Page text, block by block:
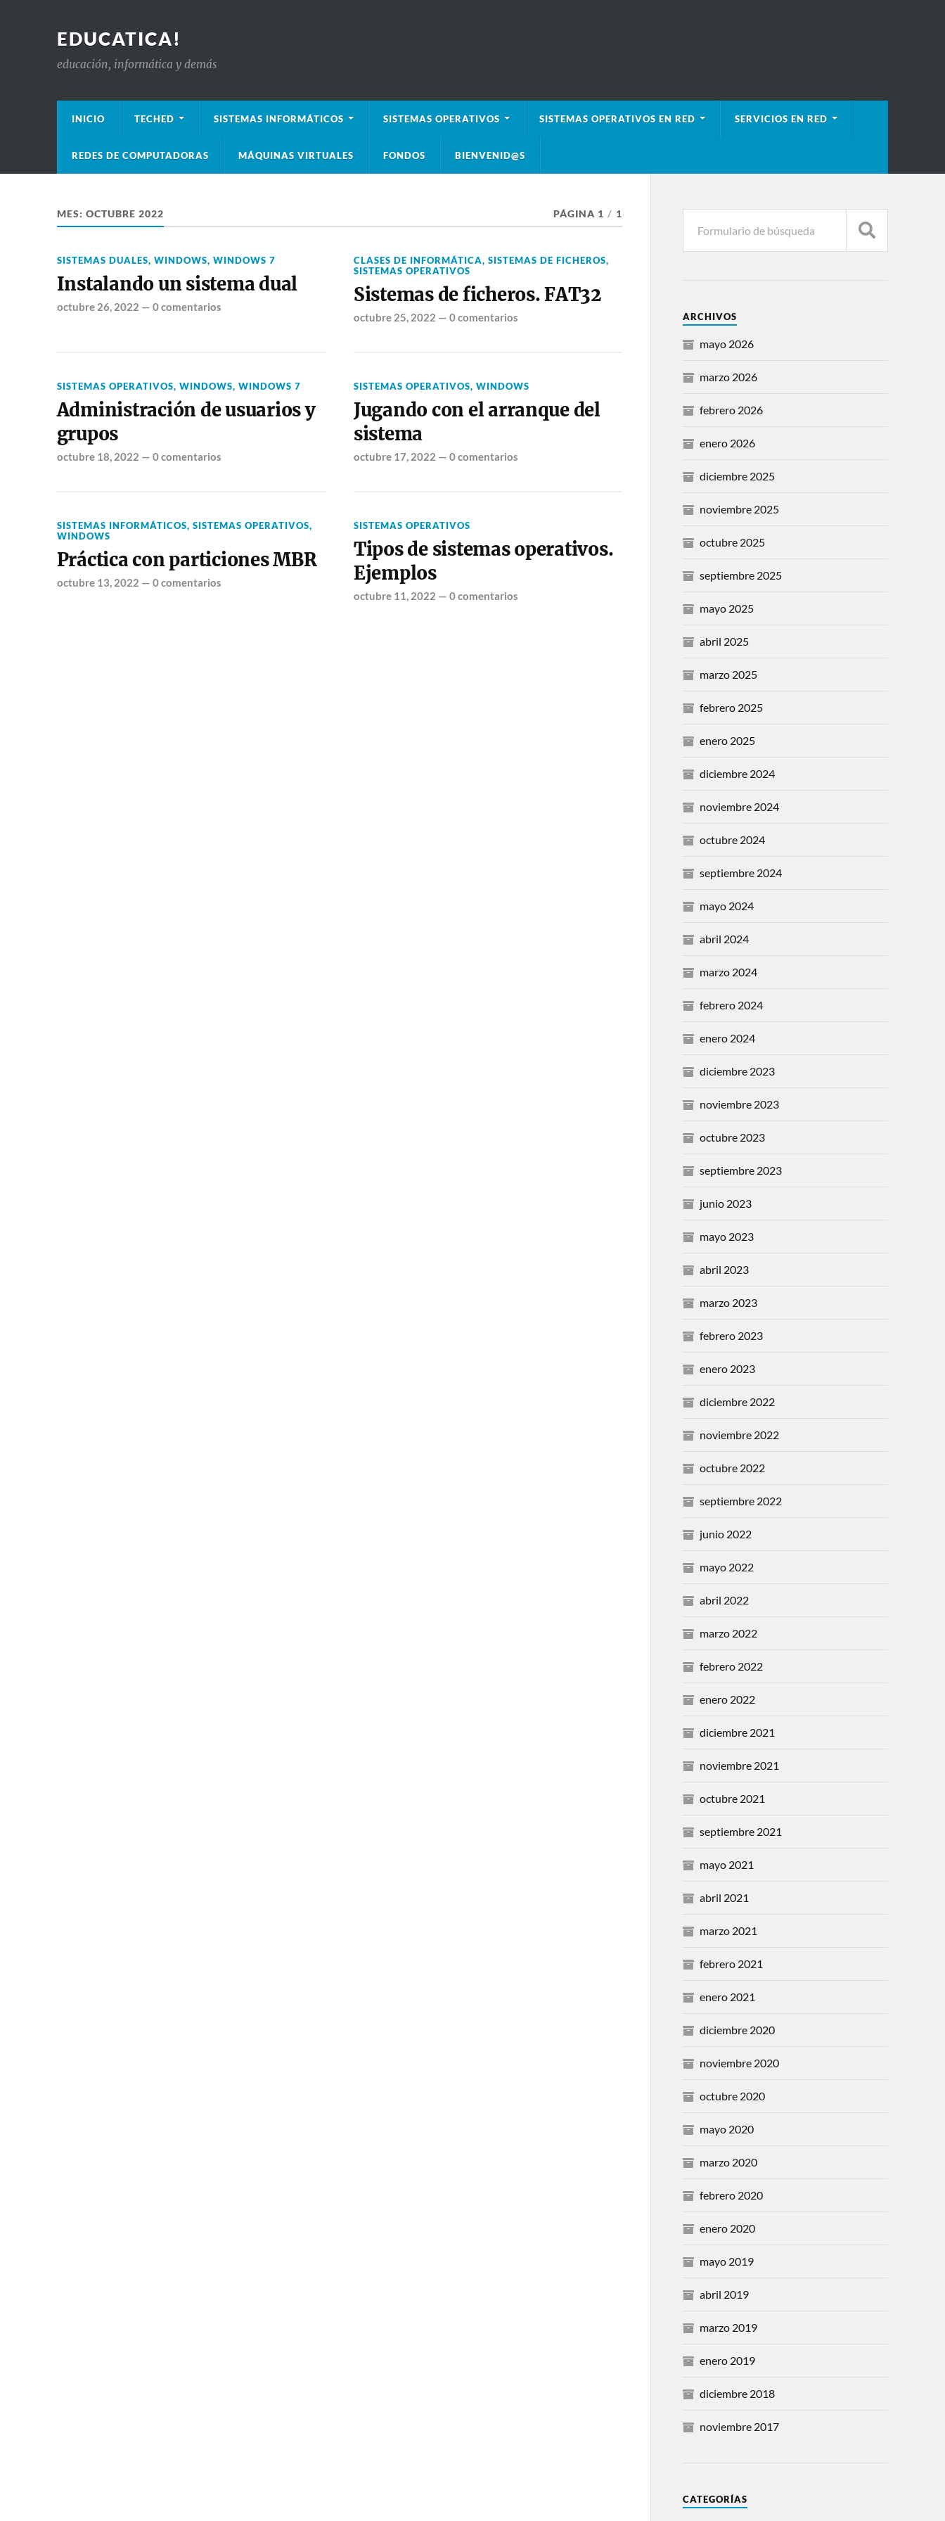
EDUCATICA!
educación, informática y demás
INICIO TECHED SISTEMAS INFORMÁTICOS SISTEMAS OPERATIVOS SISTEMAS OPERATIVOS EN RED SERVICIOS EN RED
REDES DE COMPUTADORAS MÁQUINAS VIRTUALES FONDOS BIENVENID@S
MES: OCTUBRE 2022 PÁGINA 1 / 1
SISTEMAS DUALES, WINDOWS, WINDOWS 7
Instalando un sistema dual
octubre 26, 2022 — 0 comentarios
CLASES DE INFORMÁTICA, SISTEMAS DE FICHEROS,
SISTEMAS OPERATIVOS
Sistemas de ficheros. FAT32
octubre 25, 2022 — 0 comentarios
SISTEMAS OPERATIVOS, WINDOWS, WINDOWS 7
Administración de usuarios y
grupos
octubre 18, 2022 — 0 comentarios
SISTEMAS OPERATIVOS, WINDOWS
Jugando con el arranque del
sistema
octubre 17, 2022 — 0 comentarios
SISTEMAS INFORMÁTICOS, SISTEMAS OPERATIVOS,
WINDOWS
Práctica con particiones MBR
octubre 13, 2022 — 0 comentarios
SISTEMAS OPERATIVOS
Tipos de sistemas operativos.
Ejemplos
octubre 11, 2022 — 0 comentarios
ARCHIVOS
mayo 2026
marzo 2026
febrero 2026
enero 2026
diciembre 2025
noviembre 2025
octubre 2025
septiembre 2025
mayo 2025
abril 2025
marzo 2025
febrero 2025
enero 2025
diciembre 2024
noviembre 2024
octubre 2024
septiembre 2024
mayo 2024
abril 2024
marzo 2024
febrero 2024
enero 2024
diciembre 2023
noviembre 2023
octubre 2023
septiembre 2023
junio 2023
mayo 2023
abril 2023
marzo 2023
febrero 2023
enero 2023
diciembre 2022
noviembre 2022
octubre 2022
septiembre 2022
junio 2022
mayo 2022
abril 2022
marzo 2022
febrero 2022
enero 2022
diciembre 2021
noviembre 2021
octubre 2021
septiembre 2021
mayo 2021
abril 2021
marzo 2021
febrero 2021
enero 2021
diciembre 2020
noviembre 2020
octubre 2020
mayo 2020
marzo 2020
febrero 2020
enero 2020
mayo 2019
abril 2019
marzo 2019
enero 2019
diciembre 2018
noviembre 2017
CATEGORÍAS